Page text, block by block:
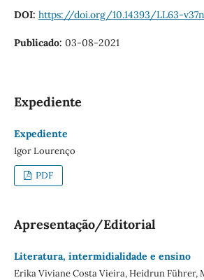
DOI: https://doi.org/10.14393/LL63-
Publicado: 03-08-2021
Expediente
Expediente
Igor Lourenço
PDF
Apresentação/Editorial
Literatura, intermidialidade e ensino
Erika Viviane Costa Vieira, Heidrun Führer,